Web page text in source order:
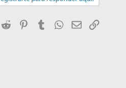
Reddit PinterestTumblr WhatsApp
EmailEnlace